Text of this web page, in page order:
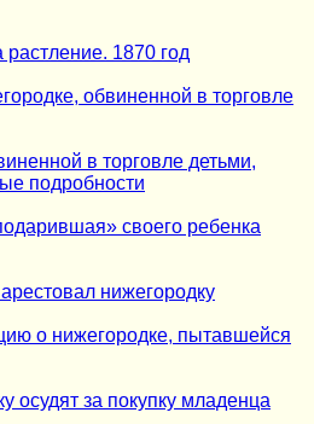
1870 год
обвиненной в торговле
в торговле детьми,
подробности
своего ребенка
нижегородку
о нижегородке, пытавшейся
осудят за покупку младенца